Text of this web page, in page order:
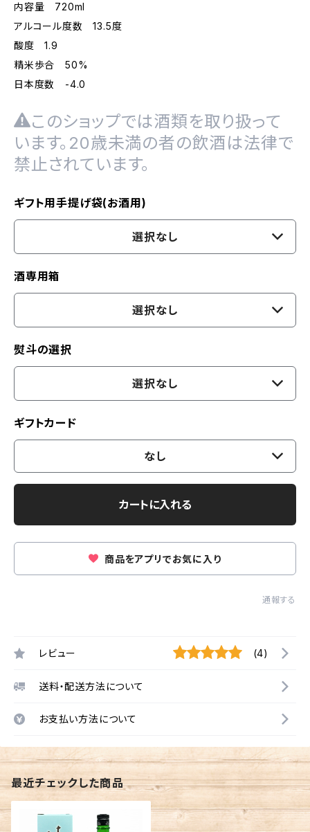
内容量 720ml
アルコール度数 13.5度
酸度 1.9
精米歩合 50%
日本度数 -4.0
このショップでは酒類を取り扱って
います。20歳未満の者の飲酒は法律で
禁止されています。
ギフト用手提げ袋(お酒用)
選択なし
酒専用箱
選択なし
熨斗の選択
選択なし
ギフトカード
なし
カートに入れる
商品をアプリでお気に入り
通報する
レビュー (4)
送料・配送方法について
お支払い方法について
最近チェックした商品